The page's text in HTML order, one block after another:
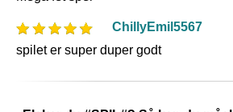
ChillyEmil5567
spilet er super duper godt